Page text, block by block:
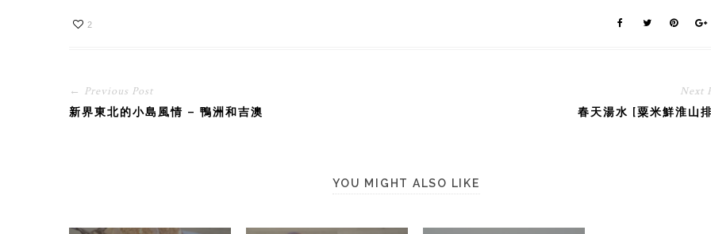
2
← Previous Post
新界東北的小島風情 – 鴨洲和吉澳
Next
春天湯水 [粟米鮮淮山
YOU MIGHT ALSO LIKE